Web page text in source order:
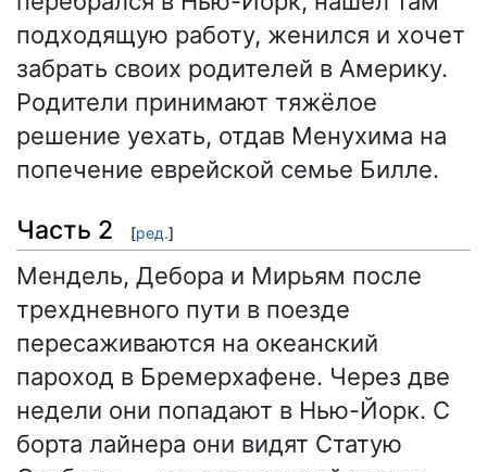
подходящую работу, женился и хочет
забрать своих родителей в Америку.
Родители принимают тяжёлое
решение уехать, отдав Менухима на
попечение еврейской семье Билле.
Часть 2 [ред.]
Мендель, Дебора и Мирьям после
трехдневного пути в поезде
пересаживаются на океанский
пароход в Бремерхафене. Через две
недели они попадают в Нью-Йорк. С
борта лайнера они видят Статую